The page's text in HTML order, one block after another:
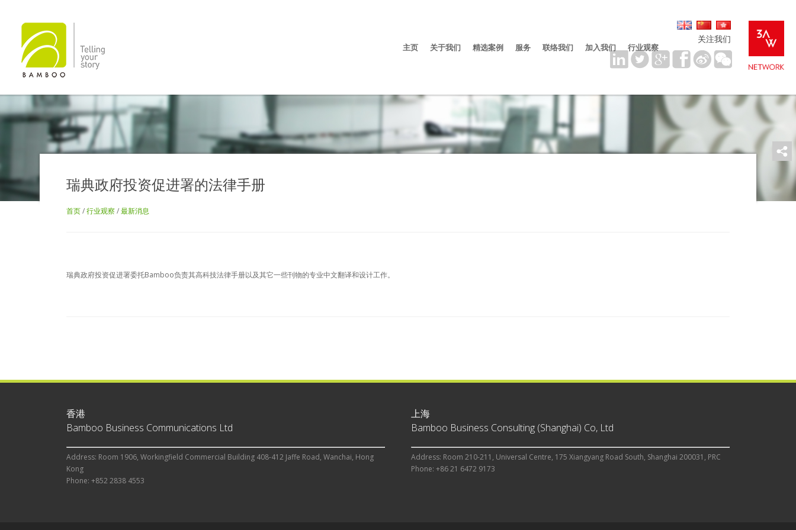
主页 关于我们 精选案例 服务 联络我们 加入我们 行业观察
关注我们
瑞典政府投资促进署的法律手册
首页/行业观察 /最新消息
瑞典政府投资促进署委托Bamboo负责其高科技法律手册以及其它一些刊物的专业中文翻译和设计工作。
香港
Bamboo Business Communications Ltd
Address: Room 1906, Workingfield Commercial Building 408-412 Jaffe Road, Wanchai, Hong
Kong
Phone: +852 2838 4553
上海
Bamboo Business Consulting (Shanghai) Co, Ltd
Address: Room 210-211, Universal Centre, 175 Xiangyang Road South, Shanghai 200031, PRC
Phone: +86 21 6472 9173